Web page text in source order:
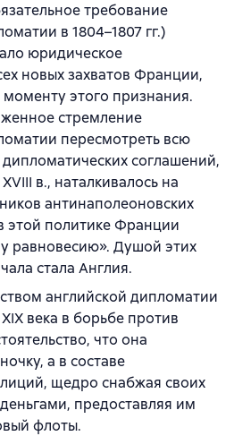
требование
в 1804–1807 гг.)
юридическое
новых захватов Франции,
этого признания.
стремление
пересмотреть всю
соглашений,
в., наталкивалось на
антинаполеоновских
этой политике Франции
равновесию». Душой этих
стала Англия.
английской дипломатии
века в борьбе против
что она
а в составе
щедро снабжая своих
предоставляя им
флоты.